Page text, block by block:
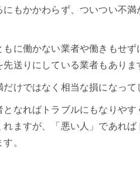
もかかわらず、ついつい不
に働かない業者や働きもせ
送りにしている業者もありま
けではなく相当な損になって
なればトラブルにもなりや
ますが、「悪い人」であれ
。